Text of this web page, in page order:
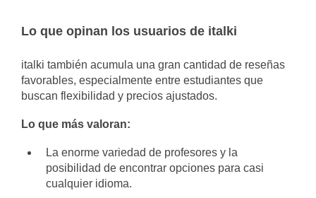
Lo que opinan los usuarios de italki
italki también acumula una gran cantidad de reseñas
favorables, especialmente entre estudiantes que
buscan flexibilidad y precios ajustados.
Lo que más valoran:
La enorme variedad de profesores y la
posibilidad de encontrar opciones para casi
cualquier idioma.